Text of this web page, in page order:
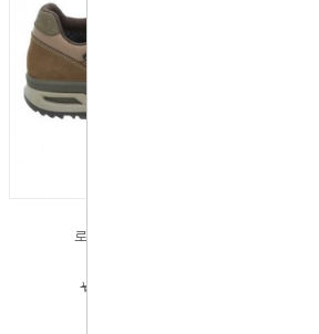
로카르노 GTX LO (넛맥)
￦270,000